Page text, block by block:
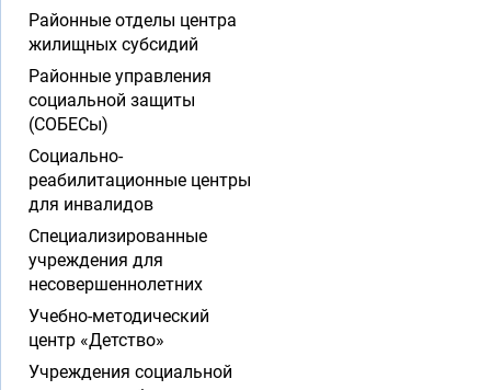
Районные отделы центра
жилищных субсидий
Районные управления
социальной защиты
(СОБЕСы)
Социально-
реабилитационные центры
для инвалидов
Специализированные
учреждения для
несовершеннолетних
Учебно-методический
центр «Детство»
Учреждения социальной